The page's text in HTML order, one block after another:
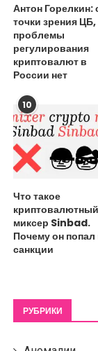
Основатель
признался в
Антон Горелкин:
точки зрения ЦБ,
проблемы
регулирования
криптовалют в
России нет
10
Что такое
криптовалютный
миксер Sinbad.
Почему он попал
санкции
РУБРИКИ